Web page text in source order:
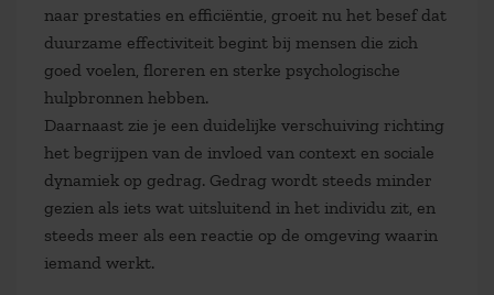
naar prestaties en efficiëntie, groeit nu het besef dat
duurzame effectiviteit begint bij mensen die zich
goed voelen, floreren en sterke psychologische
hulpbronnen hebben.
Daarnaast zie je een duidelijke verschuiving richting
het begrijpen van de invloed van context en sociale
dynamiek op gedrag. Gedrag wordt steeds minder
gezien als iets wat uitsluitend in het individu zit, en
steeds meer als een reactie op de omgeving waarin
iemand werkt.